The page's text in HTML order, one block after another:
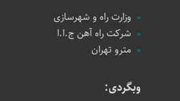
وزارت راه و شهرسازی
شرکت راه آهن ج.ا.ا
مترو تهران
وبگردی: